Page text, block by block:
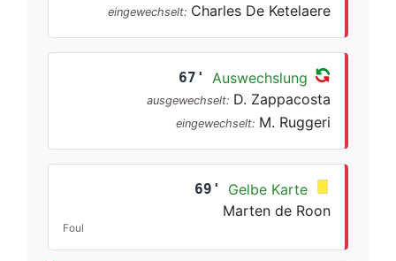
eingewechselt: Charles De Ketelaere
67' Auswechslung
ausgewechselt: D. Zappacosta
eingewechselt: M. Ruggeri
69'
Gelbe Karte
Marten de Roon
Foul